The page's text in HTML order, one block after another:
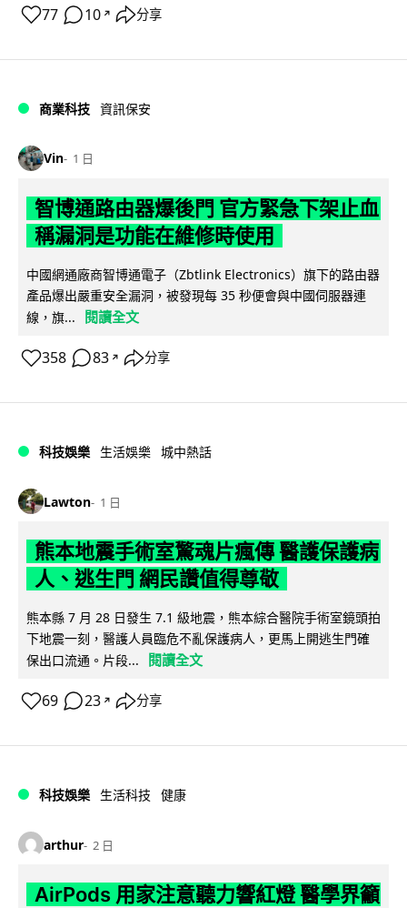
77 10 ↗ 分享
商業科技 資訊保安
Vin 1 日
智博通路由器爆後門 官方緊急下架止血
稱漏洞是功能在維修時使用
中國網通廠商智博通電子（Zbtlink Electronics）旗下的路由器
產品爆出嚴重安全漏洞，被發現每 35 秒便會與中國伺服器連
線，旗...
閱讀全文
358 83 ↗ 分享
科技娛樂 生活娛樂 城中熱話
Lawton 1 日
熊本地震手術室驚魂片瘋傳 醫護保護病
人、逃生門 網民讚值得尊敬
熊本縣 7 月 28 日發生 7.1 級地震，熊本綜合醫院手術室鏡頭拍
下地震一刻，醫護人員臨危不亂保護病人，更馬上開逃生門確
保出口流通。片段...
閱讀全文
69 23 ↗ 分享
科技娛樂 生活科技 健康
arthur 2 日
AirPods 用家注意聽力響紅燈 醫學界籲